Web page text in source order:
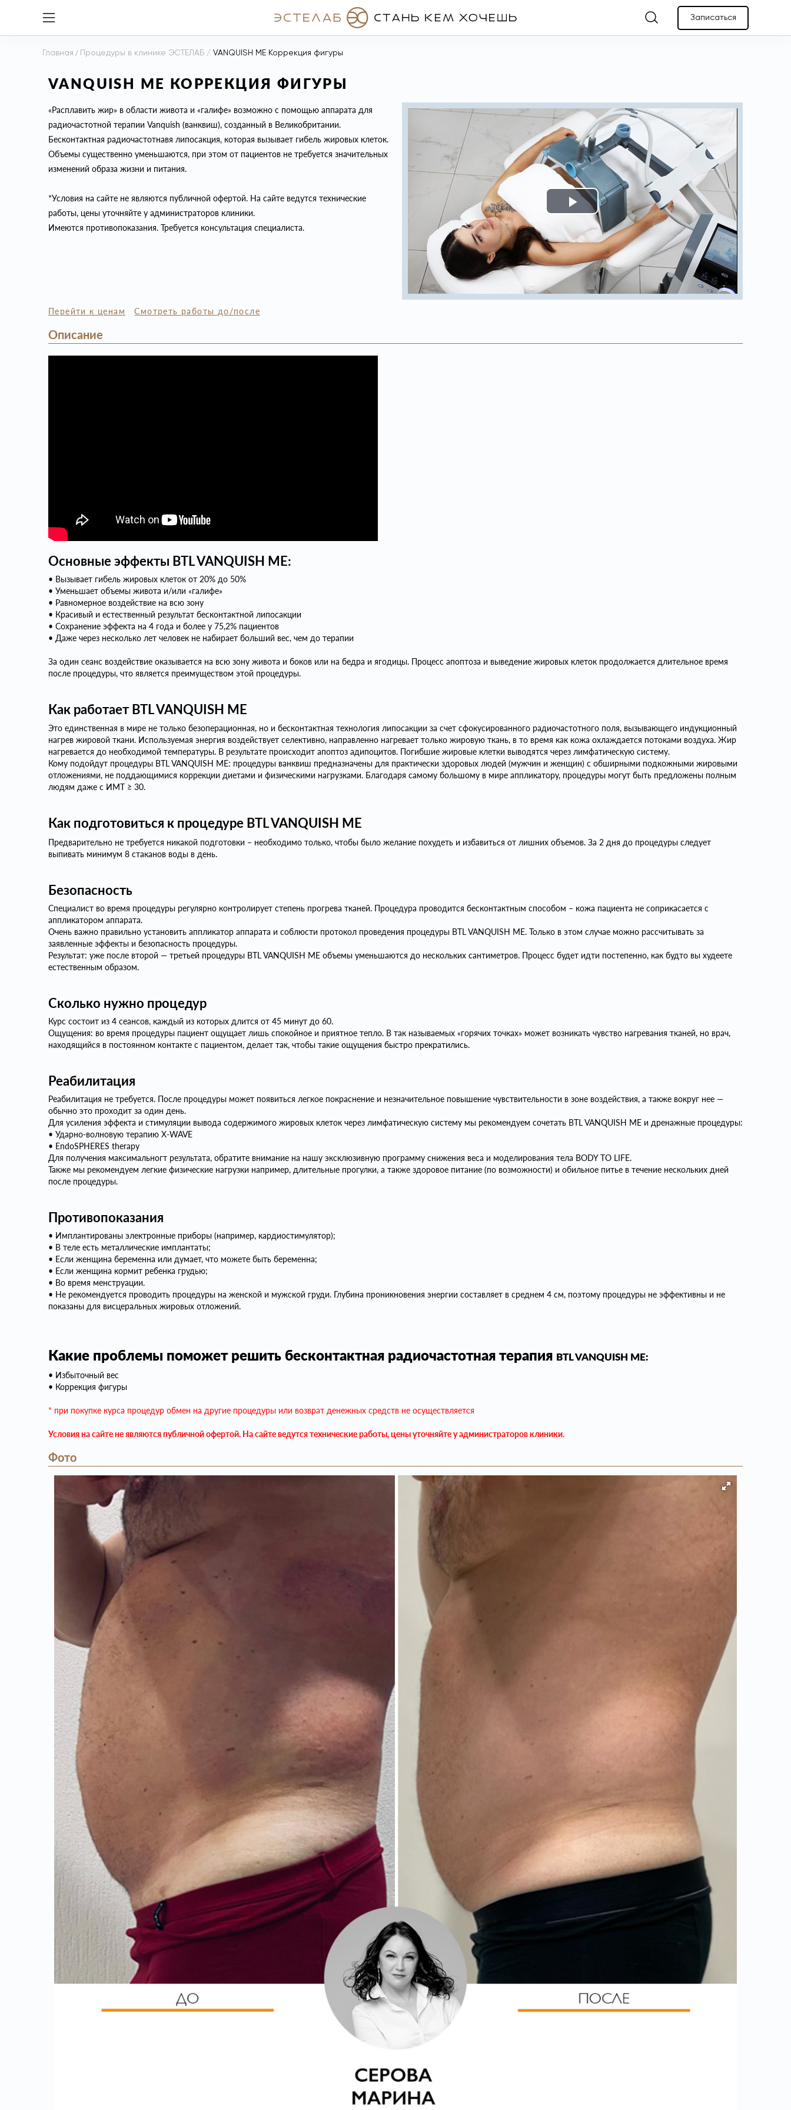
Записаться
Главная / Процедуры в клинике ЭСТЕЛАБ / VANQUISH ME Коррекция фигуры
VANQUISH ME КОРРЕКЦИЯ ФИГУРЫ
«Расплавить жир» в области живота и «галифе» возможно с помощью аппарата для
радиочастотной терапии Vanquish (ванквиш), созданный в Великобритании.
Бесконтактная радиочастотнавя липосакция, которая вызывает гибель жировых клеток.
Объемы существенно уменьшаются, при этом от пациентов не требуется значительных
изменений образа жизни и питания.
*Условия на сайте не являются публичной офертой. На сайте ведутся технические
работы, цены уточняйте у администраторов клиники.
Имеются противопоказания. Требуется консультация специалиста.
Play
Video
Перейти к ценам Смотреть работы до/после
Описание
Основные эффекты BTL VANQUISH ME:
• Вызывает гибель жировых клеток от 20% до 50%
• Уменьшает объемы живота и/или «галифе»
• Равномерное воздействие на всю зону
• Красивый и естественный результат бесконтактной липосакции
• Сохранение эффекта на 4 года и более у 75,2% пациентов
• Даже через несколько лет человек не набирает больший вес, чем до терапии
За один сеанс воздействие оказывается на всю зону живота и боков или на бедра и ягодицы. Процесс апоптоза и выведение жировых клеток продолжается длительное время
после процедуры, что является преимуществом этой процедуры.
Как работает BTL VANQUISH ME
Это единственная в мире не только безоперационная, но и бесконтактная технология липосакции за счет сфокусированного радиочастотного поля, вызывающего индукционный
нагрев жировой ткани. Используемая энергия воздействует селективно, направленно нагревает только жировую ткань, в то время как кожа охлаждается потоками воздуха. Жир
нагревается до необходимой температуры. В результате происходит апоптоз адипоцитов. Погибшие жировые клетки выводятся через лимфатическую систему.
Кому подойдут процедуры BTL VANQUISH ME: процедуры ванквиш предназначены для практически здоровых людей (мужчин и женщин) с обширными подкожными жировыми
отложениями, не поддающимися коррекции диетами и физическими нагрузками. Благодаря самому большому в мире аппликатору, процедуры могут быть предложены полным
людям даже с ИМТ ≥ 30.
Как подготовиться к процедуре BTL VANQUISH ME
Предварительно не требуется никакой подготовки – необходимо только, чтобы было желание похудеть и избавиться от лишних объемов. За 2 дня до процедуры следует
выпивать минимум 8 стаканов воды в день.
Безопасность
Специалист во время процедуры регулярно контролирует степень прогрева тканей. Процедура проводится бесконтактным способом – кожа пациента не соприкасается с
аппликатором аппарата.
Очень важно правильно установить аппликатор аппарата и соблюсти протокол проведения процедуры BTL VANQUISH ME. Только в этом случае можно рассчитывать за
заявленные эффекты и безопасность процедуры.
Результат: уже после второй — третьей процедуры BTL VANQUISH ME объемы уменьшаются до нескольких сантиметров. Процесс будет идти постепенно, как будто вы худеете
естественным образом.
Сколько нужно процедур
Курс состоит из 4 сеансов, каждый из которых длится от 45 минут до 60.
Ощущения: во время процедуры пациент ощущает лишь спокойное и приятное тепло. В так называемых «горячих точках» может возникать чувство нагревания тканей, но врач,
находящийся в постоянном контакте с пациентом, делает так, чтобы такие ощущения быстро прекратились.
Реабилитация
Реабилитация не требуется. После процедуры может появиться легкое покраснение и незначительное повышение чувствительности в зоне воздействия, а также вокруг нее —
обычно это проходит за один день.
Для усиления эффекта и стимуляции вывода содержимого жировых клеток через лимфатическую систему мы рекомендуем сочетать BTL VANQUISH ME и дренажные процедуры:
• Ударно-волновую терапию X-WAVE
• EndoSPHERES therapy
Для получения максимальногт результата, обратите внимание на нашу эксклюзивную программу снижения веса и моделирования тела BODY TO LIFE.
Также мы рекомендуем легкие физические нагрузки например, длительные прогулки, а также здоровое питание (по возможности) и обильное питье в течение нескольких дней
после процедуры.
Противопоказания
• Имплантированы электронные приборы (например, кардиостимулятор);
• В теле есть металлические имплантаты;
• Если женщина беременна или думает, что можете быть беременна;
• Если женщина кормит ребенка грудью;
• Во время менструации.
• Не рекомендуется проводить процедуры на женской и мужской груди. Глубина проникновения энергии составляет в среднем 4 см, поэтому процедуры не эффективны и не
показаны для висцеральных жировых отложений.
Какие проблемы поможет решить бесконтактная радиочастотная терапия BTL VANQUISH ME:
• Избыточный вес
• Коррекция фигуры
* при покупке курса процедур обмен на другие процедуры или возврат денежных средств не осуществляется
Условия на сайте не являются публичной офертой. На сайте ведутся технические работы, цены уточняйте у администраторов клиники.
Фото